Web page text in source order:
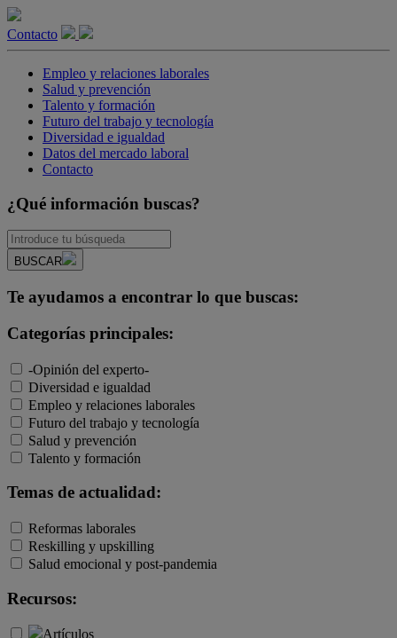
Contacto
Empleo y relaciones laborales
Salud y prevención
Talento y formación
Futuro del trabajo y tecnología
Diversidad e igualdad
Datos del mercado laboral
Contacto
¿Qué información buscas?
BUSCAR
Te ayudamos a encontrar lo que buscas:
Categorías principales:
-Opinión del experto-
Diversidad e igualdad
Empleo y relaciones laborales
Futuro del trabajo y tecnología
Salud y prevención
Talento y formación
Temas de actualidad:
Reformas laborales
Reskilling y upskilling
Salud emocional y post-pandemia
Recursos:
Artículos